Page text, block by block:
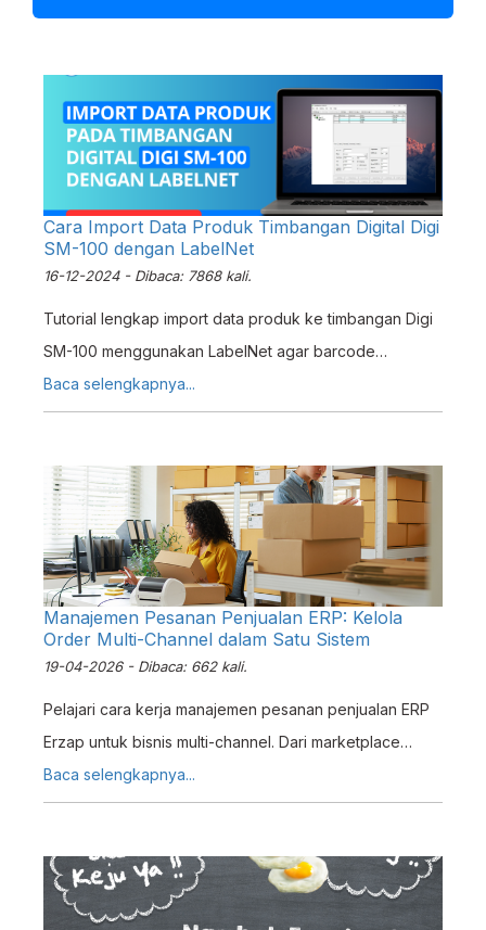
Cara Import Data Produk Timbangan Digital Digi
SM-100 dengan LabelNet
16-12-2024 - Dibaca: 7868 kali.
Tutorial lengkap import data produk ke timbangan Digi
SM-100 menggunakan LabelNet agar barcode
kompatibel dengan Erzap ERP.
Baca selengkapnya...
Manajemen Pesanan Penjualan ERP: Kelola
Order Multi-Channel dalam Satu Sistem
19-04-2026 - Dibaca: 662 kali.
Pelajari cara kerja manajemen pesanan penjualan ERP
Erzap untuk bisnis multi-channel. Dari marketplace
hingga pesanan langsung, semua terpusat dalam satu
tampilan dengan proses massal.
Baca selengkapnya...